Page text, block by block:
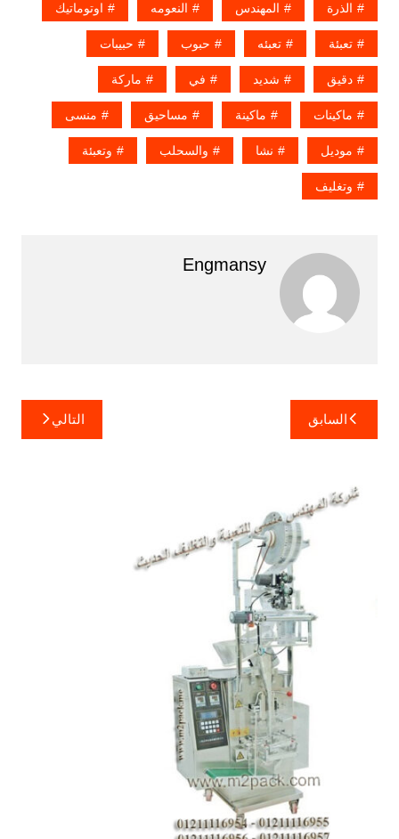
الذرة المهندس النعومه اوتوماتيك
تعبئة تعبئه حبوب حبيبات
دقيق شديد في ماركة
ماكينات ماكينة مساحيق منسى
موديل نشا والسحلب وتعبئة
وتغليف
Engmansy
تصفّح
المقالات
السابق التالي